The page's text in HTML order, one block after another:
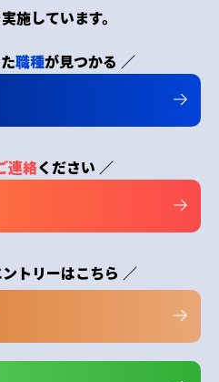
施しています。
職種が見つかる ／
連絡ください ／
トリーはこちら ／